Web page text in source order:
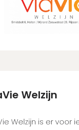
Welzijn
Welzijn is er voor